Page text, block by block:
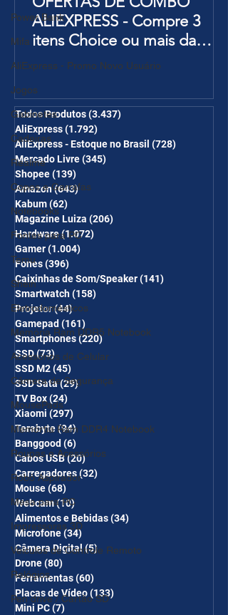
Power Bank
Mifa
AliExpress - Promo Novo Usuário
Jogos
Gabinetes
Cadeiras
Realme
Copos e Garrafas
Notebooks
Fontes para PC
Temu
Shein
Eletrodomésticos
Memória Ram DDR5 Notebook
Acessórios de Celular
Câmera de Segurança
MousePads
Memórtia Ram DDR4 Notebook
Roupas e Acessórios
Robô Aspirador
Mesa para PC
Impressoras 3D
Veículos de Controle Remoto
Relógios
Pen drive / Cartão SD
ALIEXPRESS - Compre 3
itens Choice ou mais da
Página de Promoções e
desc em 6 itens/R$25 de
desc em 10 itens) OS
CUPONS SÃO VÁLIDOS NO
COMBO
Todos Produtos(3.437)
AliExpress(1.792)
AliExpress - Estoque no Brasil (728)
Mercado Livre(345)
Shopee(139)
Amazon(643)643 posts
Kabum(62)
Magazine Luiza (206)
Hardware(1.072)
Gamer(1.004)
Fones(396)
Caixinhas de Som/Speaker(141)
Smartwatch(158)
Projetor(44)44 posts
Gamepad (161)
Smartphones(220)220 posts
SSD(73)73 posts
SSD M2(45)
SSD Sata(29)29 posts
TV Box(24)
Xiaomi (297)
Terabyte(94)94 posts
Banggood (6)
Cabos USB(20)20 posts
Carregadores(32)
Mouse(68)
Webcam(10)
Alimentos e Bebidas(34)
Microfone(34)
Câmera Digital(5)5 posts
Drone(80)
Ferramentas(60)
Placas de Vídeo(133)
Mini PC(7)